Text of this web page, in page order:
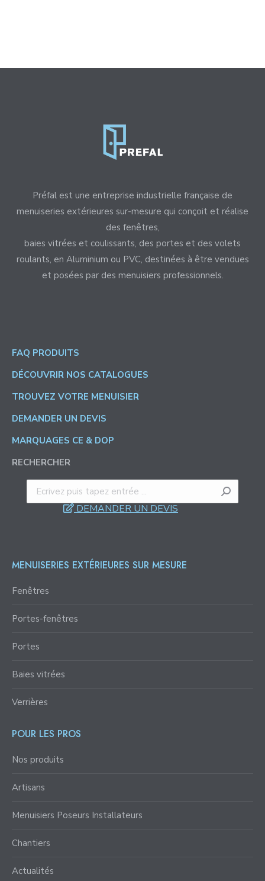
DEMANDER UN DEVIS
Préfal est une entreprise industrielle française de
menuiseries extérieures sur-mesure qui conçoit et réalise
des fenêtres,
baies vitrées et coulissants, des portes et des volets
roulants, en Aluminium ou PVC, destinées à être vendues
et posées par des menuisiers professionnels.
FAQ PRODUITS
DÉCOUVRIR NOS CATALOGUES
TROUVEZ VOTRE MENUISIER
DEMANDER UN DEVIS
MARQUAGES CE & DOP
RECHERCHER
Recherche
:
MENUISERIES EXTÉRIEURES SUR MESURE
Fenêtres
Portes-fenêtres
Portes
Baies vitrées
Verrières
POUR LES PROS
Nos produits
Artisans
Menuisiers Poseurs Installateurs
Chantiers
Actualités